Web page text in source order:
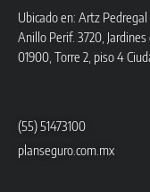
Ubicado en: Artz Pedregal
Anillo Perif. 3720,
01900, Torre 2, piso 4
(55) 51473100
planseguro.com.mx